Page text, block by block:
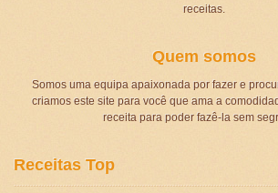
receitas.
Quem somos
Somos uma equipa apaixonada por fazer e
criamos este site para você que ama a
receita para poder fazê-la sem
Receitas Top